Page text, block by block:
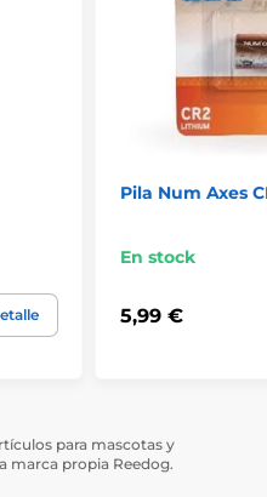
Pila Num Axes
En stock
5,99 €
para mascotas y
marca propia Reedog.